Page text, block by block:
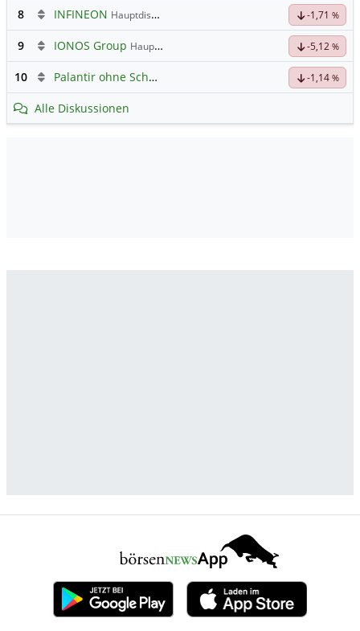
8 INFINEON Hauptdiskussion -1,71 %
9 IONOS Group Hauptdiskussion -5,12 %
10 Palantir ohne Schnickschnack -1,14 %
Alle Diskussionen